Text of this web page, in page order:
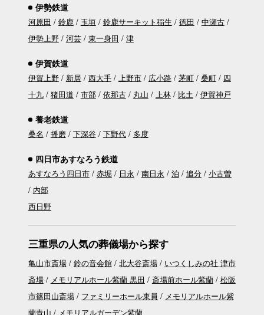
伊勢鉄道
河原田 鈴鹿 玉垣 鈴鹿サーキット稲生 徳田
中瀬古
伊勢上野
河芸 東一身田 津
伊賀鉄道
伊賀上野 新居 西大手 上野市 広小路 茅町 桑町
四
十九
猪田道 市部 依那古 丸山 上林 比土 伊賀神戸
養老鉄道
桑名 播磨 下深谷 下野代 多度
四日市あすなろう鉄道
あすなろう四日市 赤堀 日永 南日永 泊 追分
小古曽
内部
西日野
三重県の人気の葬儀場から探す
亀山市斎場 鈴の音会館 北大谷斎場
いつくしみの社 津市
斎場
メモリアルホール紫蘭 黒田 斎場前ホール紫蘭
松阪
市篠田山斎場
ファミリーホール東員
メモリアルホール紫
蘭青山
メモリアルガーデン紫蘭